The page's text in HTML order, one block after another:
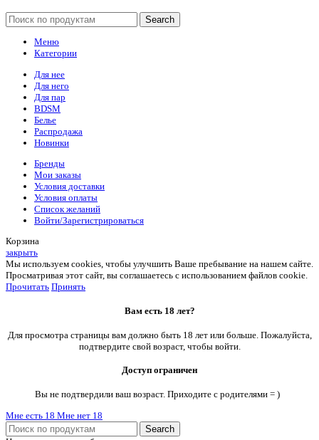
Search
Меню
Категории
Для нее
Для него
Для пар
BDSM
Белье
Распродажа
Новинки
Бренды
Мои заказы
Условия доставки
Условия оплаты
Список желаний
Войти/Зарегистрироваться
Корзина
закрыть
Мы используем cookies, чтобы улучшить Ваше пребывание на нашем сайте.
Просматривая этот сайт, вы соглашаетесь с использованием файлов cookie.
Прочитать Принять
Вам есть 18 лет?
Для просмотра страницы вам должно быть 18 лет или больше. Пожалуйста,
подтвердите свой возраст, чтобы войти.
Доступ ограничен
Вы не подтвердили ваш возраст. Приходите с родителями = )
Мне есть 18 Мне нет 18
Search